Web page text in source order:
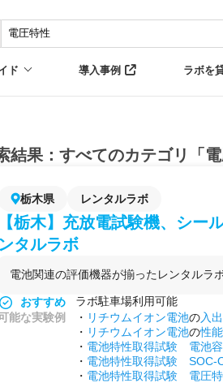
ド 導入事例 ラボを
結果：すべてのカテゴリ「電
栃木県 レンタルラボ
【栃木】充放電試験機、シー
ンタルラボ
電池関連の評価機器が揃ったレンタルラ
おすすめ
ラボ駐車場利用可能
能な実験例
・ リチウムイオン電池の入
・ リチウムイオン電池の性
・ 電池特性取得試験
電池
・ 電池特性取得試験
SOC-
・ 電池特性取得試験
電圧